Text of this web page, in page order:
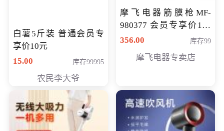
白薯5斤装 普通会员专
享价10元
15.00
库存99995
农民李大爷
摩飞电器筋膜枪MF-
980377 会员专享价199
元
356.00 库存99
摩飞电器专卖店